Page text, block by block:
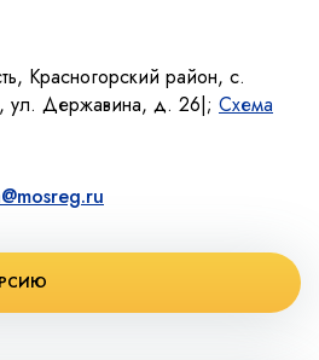
Красногорский район, с.
ул. Державина, д. 26|; Схема